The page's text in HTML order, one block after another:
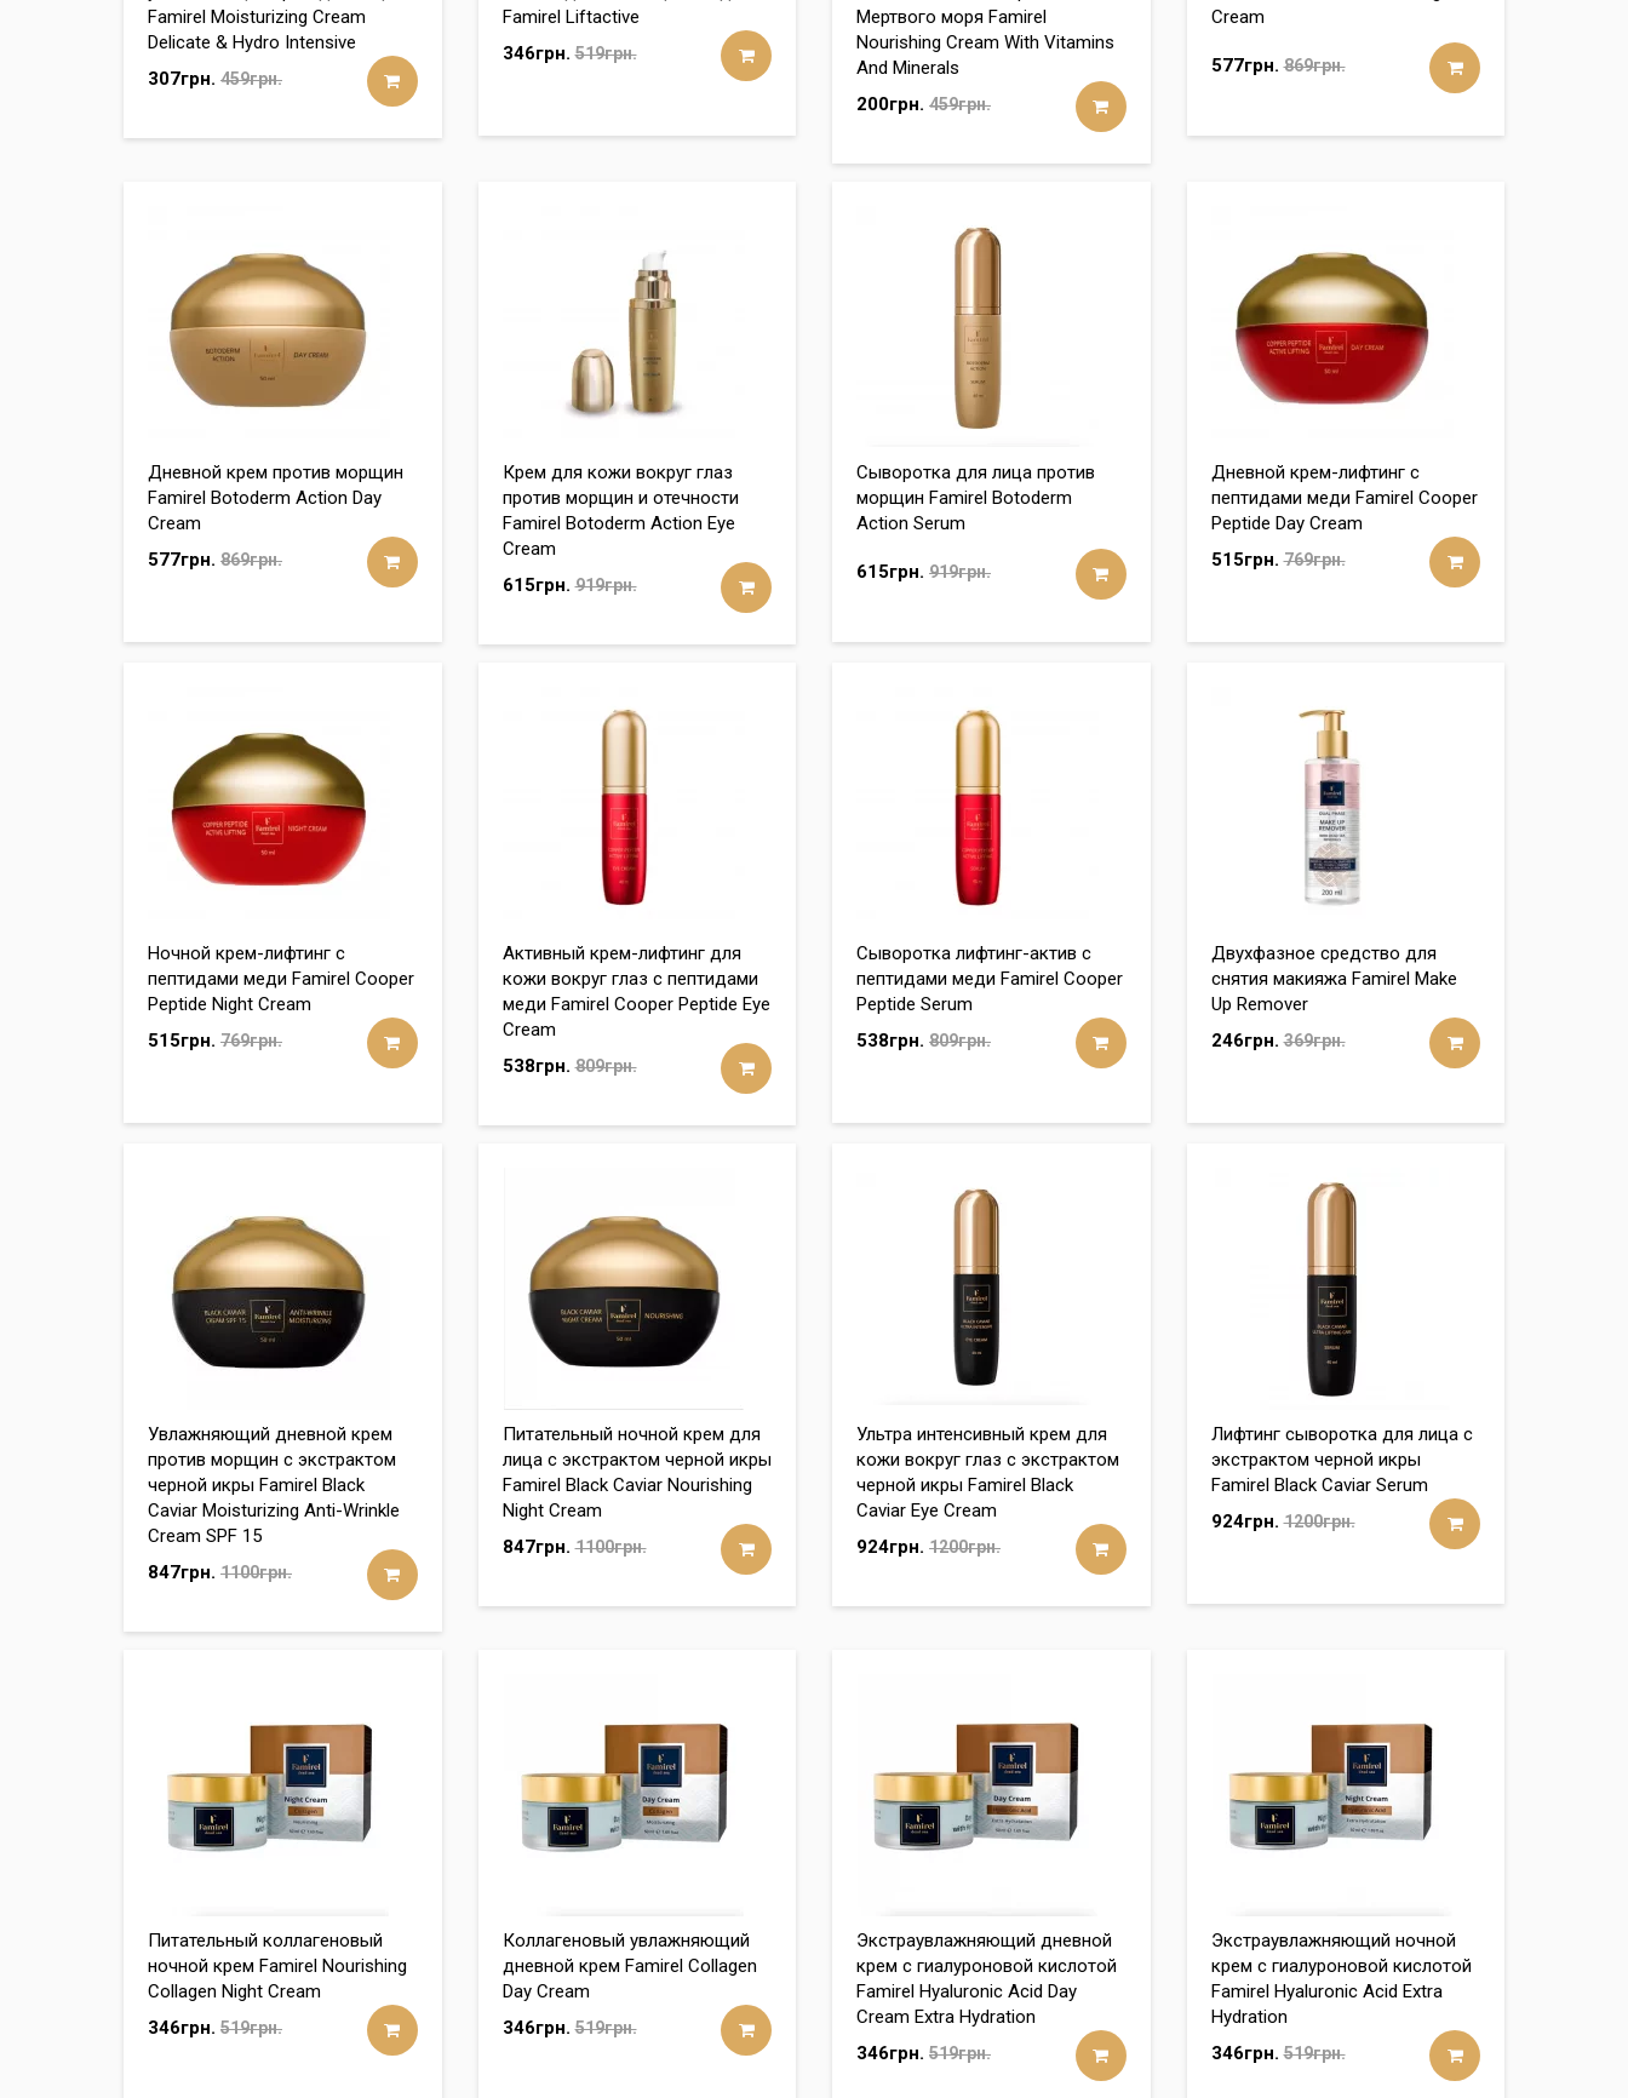
Famirel Moisturizing Cream
Delicate & Hydro Intensive
307грн. 459грн.
Famirel Liftactive
346грн. 519грн.
Мертвого моря Famirel
Nourishing Cream With Vitamins
And Minerals
200грн. 459грн.
Cream
577грн. 869грн.
Дневной крем против морщин
Famirel Botoderm Action Day
Cream
577грн. 869грн.
Крем для кожи вокруг глаз
против морщин и отечности
Famirel Botoderm Action Eye
Cream
615грн. 919грн.
Сыворотка для лица против
морщин Famirel Botoderm
Action Serum
615грн. 919грн.
Дневной крем-лифтинг с
пептидами меди Famirel Cooper
Peptide Day Cream
515грн. 769грн.
Ночной крем-лифтинг с
пептидами меди Famirel Cooper
Peptide Night Cream
515грн. 769грн.
Активный крем-лифтинг для
кожи вокруг глаз с пептидами
меди Famirel Cooper Peptide Eye
Cream
538грн. 809грн.
Сыворотка лифтинг-актив с
пептидами меди Famirel Cooper
Peptide Serum
538грн. 809грн.
Двухфазное средство для
снятия макияжа Famirel Make
Up Remover
246грн. 369грн.
Увлажняющий дневной крем
против морщин с экстрактом
черной икры Famirel Black
Caviar Moisturizing Anti-Wrinkle
Cream SPF 15
847грн. 1100грн.
Питательный ночной крем для
лица с экстрактом черной икры
Famirel Black Caviar Nourishing
Night Cream
847грн. 1100грн.
Ультра интенсивный крем для
кожи вокруг глаз с экстрактом
черной икры Famirel Black
Caviar Eye Cream
924грн. 1200грн.
Лифтинг сыворотка для лица с
экстрактом черной икры
Famirel Black Caviar Serum
924грн. 1200грн.
Питательный коллагеновый
ночной крем Famirel Nourishing
Collagen Night Cream
346грн. 519грн.
Коллагеновый увлажняющий
дневной крем Famirel Collagen
Day Cream
346грн. 519грн.
Экстраувлажняющий дневной
крем с гиалуроновой кислотой
Famirel Hyaluronic Acid Day
Cream Extra Hydration
346грн. 519грн.
Экстраувлажняющий ночной
крем с гиалуроновой кислотой
Famirel Hyaluronic Acid Extra
Hydration
346грн. 519грн.